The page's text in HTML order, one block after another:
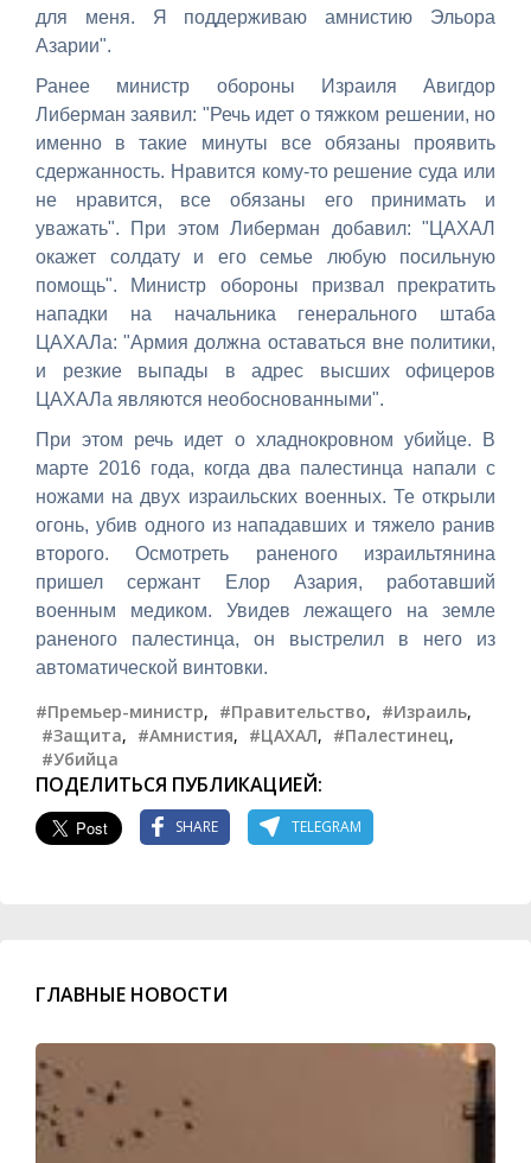
для меня. Я поддерживаю амнистию Эльора
Азарии".
Ранее министр обороны Израиля Авигдор
Либерман заявил: "Речь идет о тяжком решении, но
именно в такие минуты все обязаны проявить
сдержанность. Нравится кому-то решение суда или
не нравится, все обязаны его принимать и
уважать". При этом Либерман добавил: "ЦАХАЛ
окажет солдату и его семье любую посильную
помощь". Министр обороны призвал прекратить
нападки на начальника генерального штаба
ЦАХАЛа: "Армия должна оставаться вне политики,
и резкие выпады в адрес высших офицеров
ЦАХАЛа являются необоснованными".
При этом речь идет о хладнокровном убийце. В
марте 2016 года, когда два палестинца напали с
ножами на двух израильских военных. Те открыли
огонь, убив одного из нападавших и тяжело ранив
второго. Осмотреть раненого израильтянина
пришел сержант Елор Азария, работавший
военным медиком. Увидев лежащего на земле
раненого палестинца, он выстрелил в него из
автоматической винтовки.
#Премьер-министр, #Правительство, #Израиль,
#Защита, #Амнистия, #ЦАХАЛ, #Палестинец,
#Убийца
ПОДЕЛИТЬСЯ ПУБЛИКАЦИЕЙ:
SHARE TELEGRAM
ГЛАВНЫЕ НОВОСТИ